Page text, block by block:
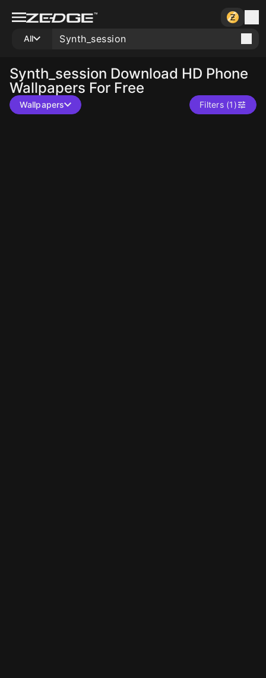
All
Synth_session Download HD Phone
Wallpapers For Free
Wallpapers Filters (1)
10